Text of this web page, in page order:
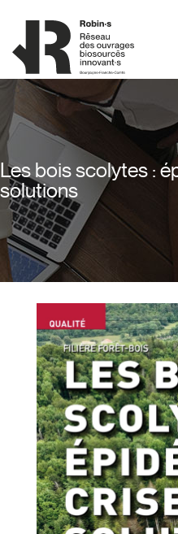
Les bois scolytes :
solutions